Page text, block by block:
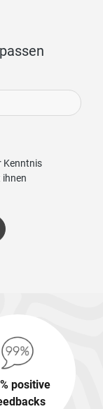
Kenntnis
ihnen
positive